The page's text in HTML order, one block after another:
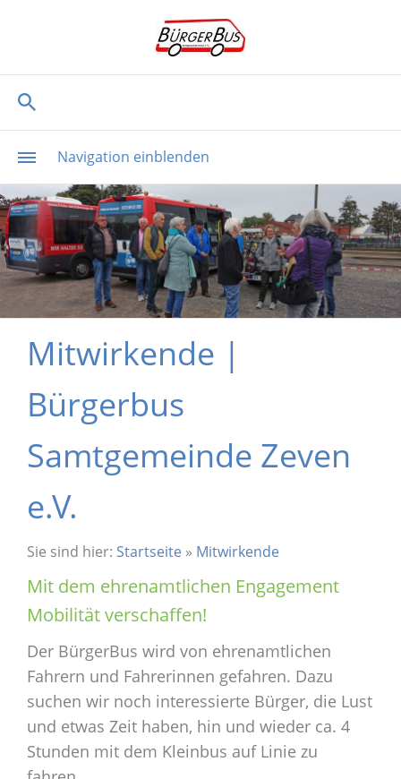
Navigation einblenden
Mitwirkende |
Bürgerbus
Samtgemeinde Zeven
e.V.
Sie sind hier: Startseite » Mitwirkende
Mit dem ehrenamtlichen Engagement
Mobilität verschaffen!
Der BürgerBus wird von ehrenamtlichen
Fahrern und Fahrerinnen gefahren. Dazu
suchen wir noch interessierte Bürger, die Lust
und etwas Zeit haben, hin und wieder ca. 4
Stunden mit dem Kleinbus auf Linie zu